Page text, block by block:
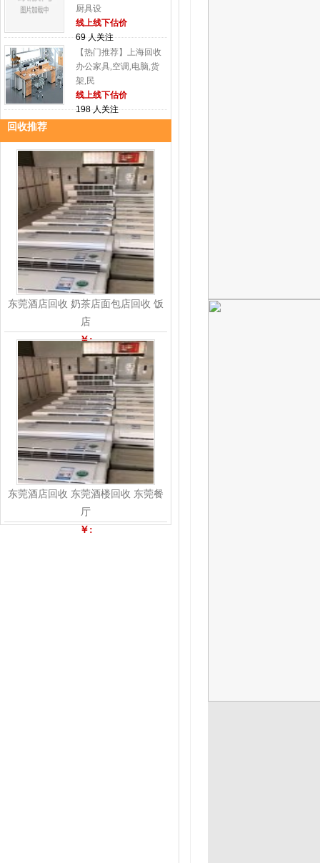
厨具设
线上线下估价
69 人关注
【热门推荐】上海回收
办公家具,空调,电脑,货
架,民
线上线下估价
198 人关注
回收推荐
东莞酒店回收 奶茶店面包店回收 饭
店
￥:
东莞酒店回收 东莞酒楼回收 东莞餐
厅
￥: